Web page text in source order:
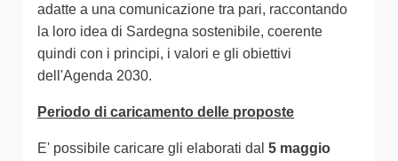
adatte a una comunicazione tra pari, raccontando
la loro idea di Sardegna sostenibile, coerente
quindi con i principi, i valori e gli obiettivi
dell'Agenda 2030.
Periodo di caricamento delle proposte
E' possibile caricare gli elaborati dal 5 maggio